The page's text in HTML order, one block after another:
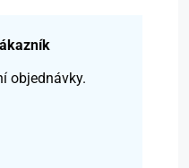
objednávky.